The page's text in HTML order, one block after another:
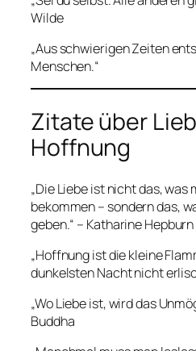
Wilde
„Aus schwierigen Zeiten
Menschen.“
Zitate über
Hoffnung
„Die Liebe ist nicht das,
bekommen – sondern das,
geben.“ – Katharine Hepburn
„Hoffnung ist die kleine
dunkelsten Nacht nicht
„Wo Liebe ist, wird das
Buddha